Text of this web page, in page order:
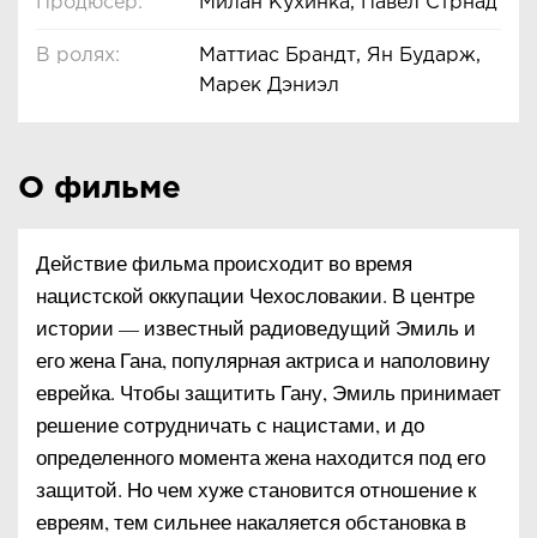
В ролях:
Маттиас Брандт, Ян Бударж,
Марек Дэниэл
О фильме
Действие фильма происходит во время
нацистской оккупации Чехословакии. В центре
истории — известный радиоведущий Эмиль и
его жена Гана, популярная актриса и наполовину
еврейка. Чтобы защитить Гану, Эмиль принимает
решение сотрудничать с нацистами, и до
определенного момента жена находится под его
защитой. Но чем хуже становится отношение к
евреям, тем сильнее накаляется обстановка в